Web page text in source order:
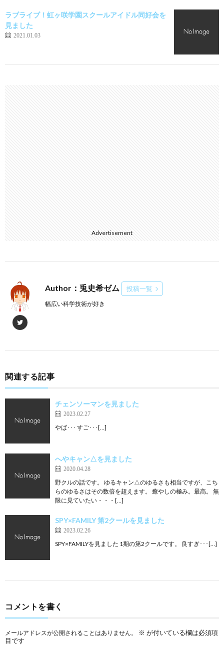
ラブライブ！虹ヶ咲学園スクールアイドル同好会を
見ました
2021.01.03
Advertisement
Author：兎史希ゼム 投稿一覧
幅広い科学技術が好き
関連する記事
チェンソーマンを見ました
2023.02.27
やば･･･ すご･･･[…]
へやキャン△を見ました
2020.04.28
野クルの話です。 ゆるキャン△のゆるさも相当ですが、こち
らのゆるさはその数倍を超えます。 癒やしの極み。最高。 無
限に見ていたい・・・[…]
SPY×FAMILY 第2クールを見ました
2023.02.26
SPY×FAMILYを見ました 1期の第2クールです。 良すぎ･･･[…]
コメントを書く
メールアドレスが公開されることはありません。 ※ が付いている欄は必須項
目です